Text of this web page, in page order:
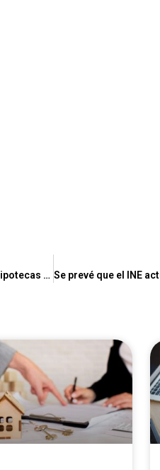
Cómo Funcionarán los Avales ICO para Hipotecas en 2024